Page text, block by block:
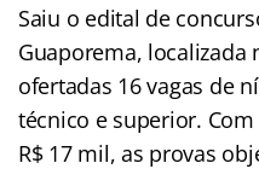
Saiu o edital de
Guaporema, localizada
ofertadas 16 vagas de
técnico e superior.
R$ 17 mil, as provas